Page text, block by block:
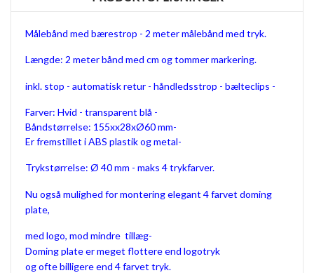
Målebånd med bærestrop - 2 meter målebånd med tryk.
Længde: 2 meter bånd med cm og tommer markering.
inkl. stop - automatisk retur - håndledsstrop - bælteclips -
Farver: Hvid - transparent blå -
Båndstørrelse: 155xx28xØ60 mm-
Er fremstillet i ABS plastik og metal-
Trykstørrelse: Ø 40 mm - maks 4 trykfarver.
Nu også mulighed for montering elegant 4 farvet doming
plate,
med logo, mod mindre tillæg-
Doming plate er meget flottere end logotryk
og ofte billigere end 4 farvet tryk.